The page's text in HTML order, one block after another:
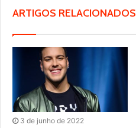
ARTIGOS RELACIONADOS
3 de junho de 2022